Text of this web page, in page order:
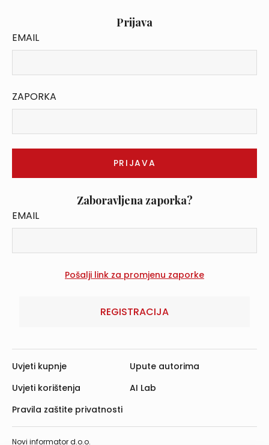
Prijava
EMAIL
ZAPORKA
Zaboravljena zaporka?
EMAIL
REGISTRACIJA
Novi informator d.o.o.
Uvjeti kupnje
Uvjeti korištenja
Pravila zaštite privatnosti
Upute autorima
AI Lab